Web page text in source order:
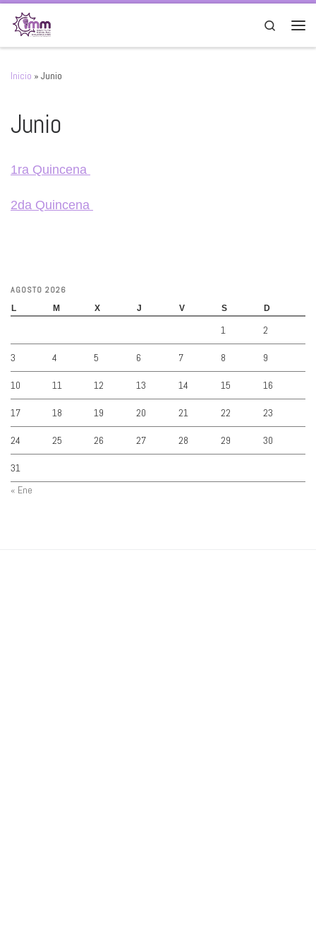
Saltar al contenido
Search
Inicio » Junio
Junio
1ra Quincena
2da Quincena
AGOSTO 2026
L M X J V S D
1 2
3 4 5 6 7 8 9
10 11 12 13 14 15 16
17 18 19 20 21 22 23
24 25 26 27 28 29 30
31
« Ene